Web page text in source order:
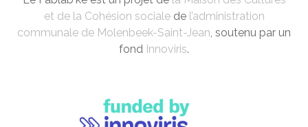
et de la Cohésion socialede l’administration
communale de Molenbeek-Saint-Jean, soutenu par un
fond Innoviris.